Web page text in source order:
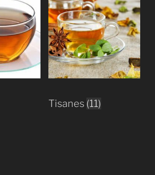
Tisanes (11)